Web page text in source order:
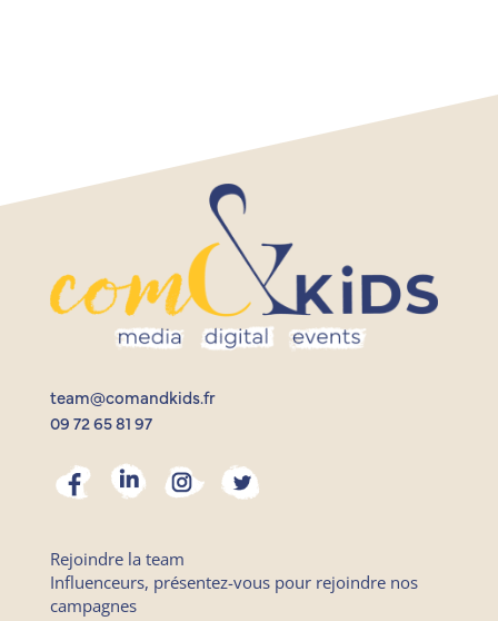
team@comandkids.fr
09 72 65 81 97
Rejoindre la team
Influenceurs, présentez-vous pour rejoindre nos
campagnes